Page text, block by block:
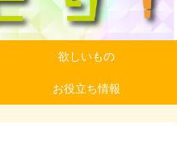
欲しいもの
お役立ち情報